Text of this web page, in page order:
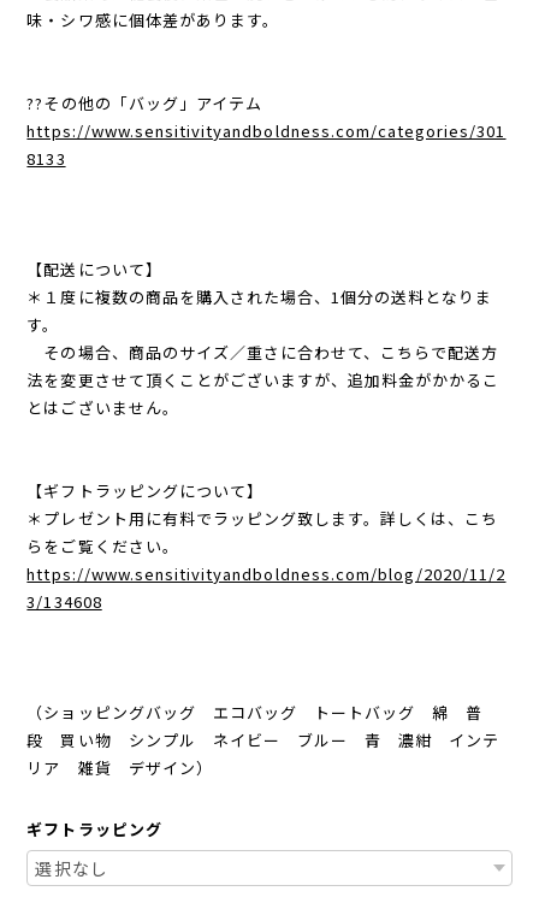
味・シワ感に個体差があります。
??その他の「バッグ」アイテム
https://www.sensitivityandboldness.com/categories/301
8133
【配送について】
＊１度に複数の商品を購入された場合、1個分の送料となりま
す。
その場合、商品のサイズ／重さに合わせて、こちらで配送方
法を変更させて頂くことがございますが、追加料金がかかるこ
とはございません。
【ギフトラッピングについて】
＊プレゼント用に有料でラッピング致します。詳しくは、こち
らをご覧ください。
https://www.sensitivityandboldness.com/blog/2020/11/2
3/134608
（ショッピングバッグ エコバッグ トートバッグ 綿 普
段 買い物 シンプル ネイビー ブルー 青 濃紺 インテ
リア 雑貨 デザイン）
ギフトラッピング